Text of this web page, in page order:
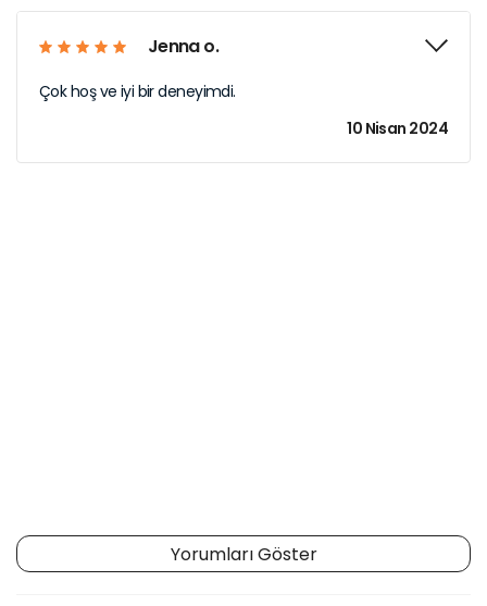
Jenna o.
Çok hoş ve iyi bir deneyimdi.
10 Nisan 2024
Yorumları Göster